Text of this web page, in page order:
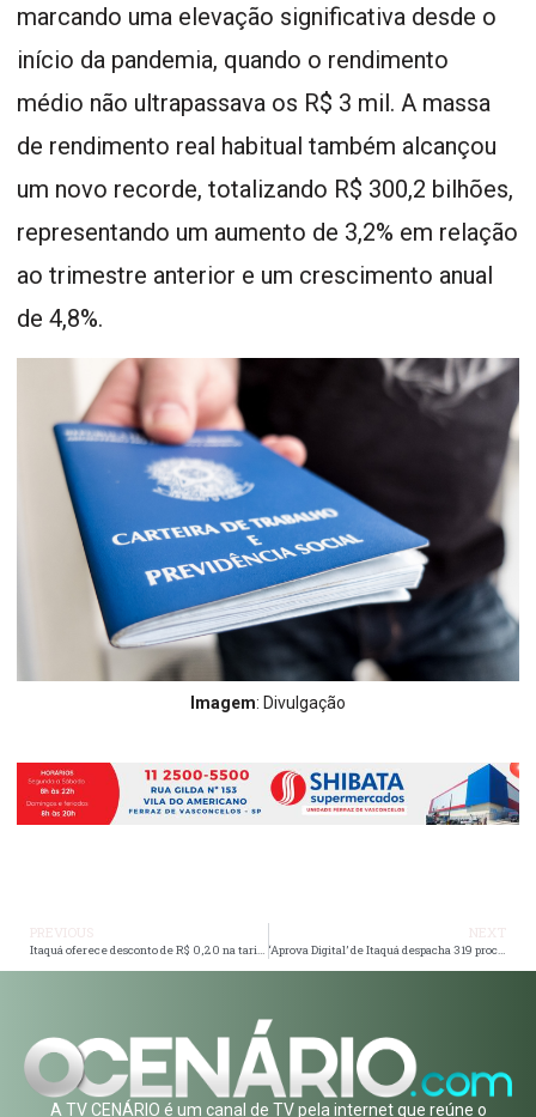
marcando uma elevação significativa desde o
início da pandemia, quando o rendimento
médio não ultrapassava os R$ 3 mil. A massa
de rendimento real habitual também alcançou
um novo recorde, totalizando R$ 300,2 bilhões,
representando um aumento de 3,2% em relação
ao trimestre anterior e um crescimento anual
de 4,8%.
Imagem: Divulgação
Itaquá oferece desconto de R$ 0,20 na tarifa para quem usar o cartão Viaja Fácil ‘Aprova Digital’ de Itaquá despacha 319 processos públicos desde outubro
A TV CENÁRIO é um canal de TV pela internet que reúne o